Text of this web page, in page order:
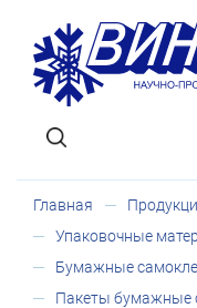
Главная
Упаковочные
Бумажные
Пакеты бумажные